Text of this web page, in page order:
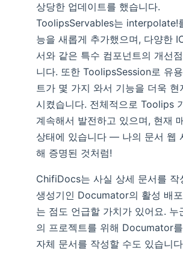
상당한 업데이트를 했습니다.
ToolipsServables는 interpolate!
능을 새롭게 추가했으며, 다양한
서와 같은 특수 컴포넌트의 개선
니다. 또한 ToolipsSession로 유
트가 몇 가지 와서 기능을 더욱 현
시켰습니다. 전체적으로 Toolips
계속해서 발전하고 있으며, 현재
상태에 있습니다 — 나의 문서 웹
해 증명된 것처럼!
ChifiDocs는 사실 상세 문서를 작
생성기인 Documator의 활성 배
는 점도 언급할 가치가 있어요. 누
의 프로젝트를 위해 Documator
자체 문서를 작성할 수도 있습니